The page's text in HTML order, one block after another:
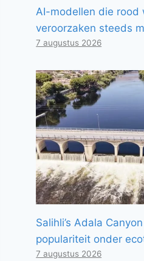
AI-modellen die rood
veroorzaken steeds
7 augustus 2026
Salihli’s Adala
populariteit onder
7 augustus 2026